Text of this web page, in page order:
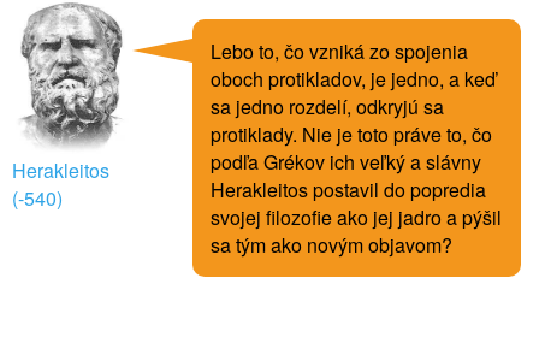
Herakleitos
(-540)
Lebo to, čo vzniká zo spojenia
oboch protikladov, je jedno, a keď
sa jedno rozdelí, odkryjú sa
protiklady. Nie je toto práve to, čo
podľa Grékov ich veľký a slávny
Herakleitos postavil do popredia
svojej filozofie ako jej jadro a pýšil
sa tým ako novým objavom?